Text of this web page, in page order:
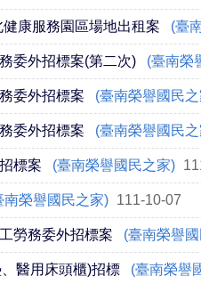
康服務園區場地出租案 (臺
委外招標案(第二次) (臺南榮
委外招標案 (臺南榮譽國民
委外招標案 (臺南榮譽國民
標案 (臺南榮譽國民之家)
南榮譽國民之家) 111-10-07
勞務委外招標案 (臺南榮譽
醫用床頭櫃)招標 (臺南榮譽